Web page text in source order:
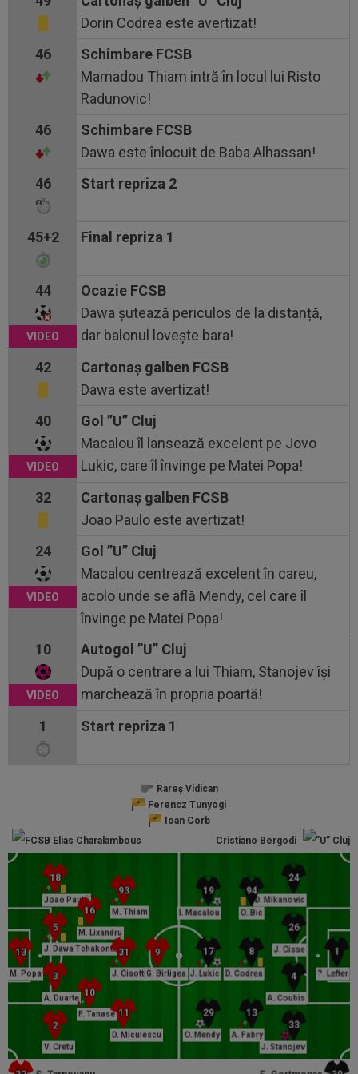
Dorin Codrea este avertizat!
46
Schimbare FCSB
Mamadou Thiam intră în locul lui Risto
Radunovic!
46
Schimbare FCSB
Dawa este înlocuit de Baba Alhassan!
46
Start repriza 2
45+2 Final repriza 1
44
Ocazie FCSB
Dawa șutează periculos de la distanță,
dar balonul lovește bara!
42
Cartonaş galben FCSB
Dawa este avertizat!
40
Gol ”U” Cluj
Macalou îl lansează excelent pe Jovo
Lukic, care îl învinge pe Matei Popa!
32
Cartonaş galben FCSB
Joao Paulo este avertizat!
24
Gol ”U” Cluj
Macalou centrează excelent în careu,
acolo unde se află Mendy, cel care îl
învinge pe Matei Popa!
10
Autogol ”U” Cluj
După o centrare a lui Thiam, Stanojev își
marchează în propria poartă!
1
Start repriza 1
Rareș Vidican
Ferencz Tunyogi
Ioan Corb
M. Popa
V. Cretu
A. Duarte
J. Dawa Tchakonte
Joao Paulo
F. Tanase
M. Lixandru
D. Miculescu
J. Cisotti
M. Thiam
G. Birligea
Elias Charalambous
?. Lefter
D. Mikanovic
J. Cisse
A. Coubis
J. Stanojev
O. Bic
D. Codrea
A. Fabry
I. Macalou
J. Lukic
O. Mendy
Cristiano Bergodi